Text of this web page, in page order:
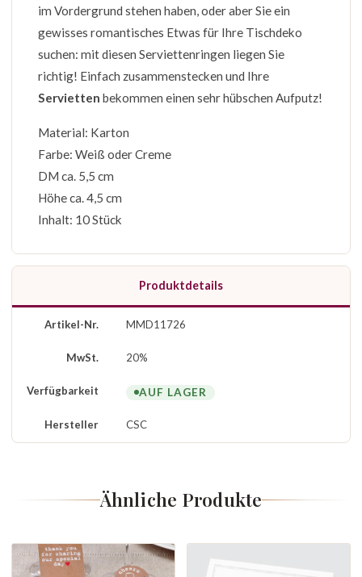
im Vordergrund stehen haben, oder aber Sie ein
gewisses romantisches Etwas für Ihre Tischdeko
suchen: mit diesen Serviettenringen liegen Sie
richtig! Einfach zusammenstecken und Ihre
Servietten bekommen einen sehr hübschen Aufputz!
Material: Karton
Farbe: Weiß oder Creme
DM ca. 5,5 cm
Höhe ca. 4,5 cm
Inhalt: 10 Stück
Produktdetails
Artikel-Nr. MMD11726
MwSt. 20%
Verfügbarkeit AUF LAGER
Hersteller CSC
Ähnliche Produkte